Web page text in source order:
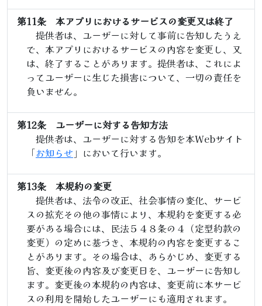
第11条 本アプリにおけるサービスの変更又は終了
提供者は、ユーザーに対して事前に告知したうえ
で、本アプリにおけるサービスの内容を変更し、又
は、終了することがあります。提供者は、これによ
ってユーザーに生じた損害について、一切の責任を
負いません。
第12条 ユーザーに対する告知方法
提供者は、ユーザーに対する告知を本Webサイト
「お知らせ 」において行います。
第13条 本規約の変更
提供者は、法令の改正、社会事情の変化、サービ
スの拡充その他の事情により、本規約を変更する必
要がある場合には、民法５４８条の４（定型約款の
変更）の定めに基づき、本規約の内容を変更するこ
とがあります。その場合は、あらかじめ、変更する
旨、変更後の内容及び変更日を、ユーザーに告知し
ます。変更後の本規約の内容は、変更前に本サービ
スの利用を開始したユーザーにも適用されます。